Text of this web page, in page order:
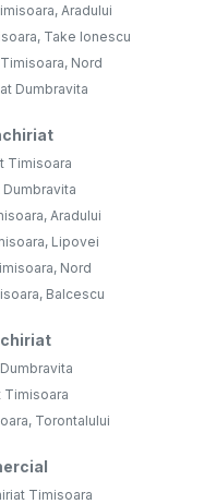
Aradului
Take Ionescu
Nord
Dumbravita
Timisoara
Aradului
Lipovei
Nord
Balcescu
Timisoara
Torontalului
Timisoara